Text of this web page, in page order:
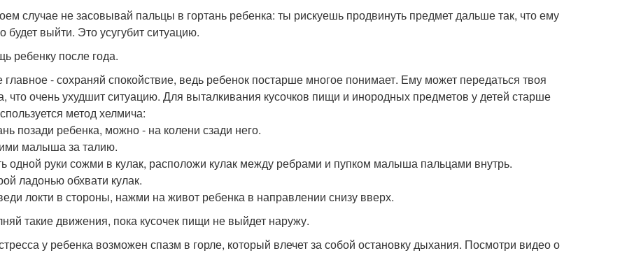
случае не засовывай пальцы в гортань ребенка: ты рискуешь продвинуть предмет дальше так, что ему
будет выйти. Это усугубит ситуацию.
ребенку после года.
- сохраняй спокойствие, ведь ребенок постарше многое понимает. Ему может передаться твоя
что очень ухудшит ситуацию. Для выталкивания кусочков пищи и инородных предметов у детей старше
метод хелмича:
позади ребенка, можно - на колени сзади него.
малыша за талию.
одной руки сожми в кулак, расположи кулак между ребрами и пупком малыша пальцами внутрь.
ладонью обхвати кулак.
локти в стороны, нажми на живот ребенка в направлении снизу вверх.
такие движения, пока кусочек пищи не выйдет наружу.
у ребенка возможен спазм в горле, который влечет за собой остановку дыхания. Посмотри видео о